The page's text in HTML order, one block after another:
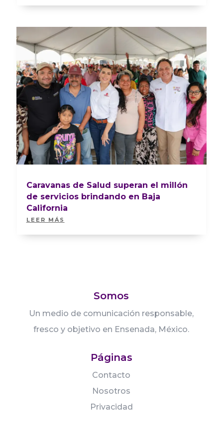
Caravanas de Salud superan el millón
de servicios brindando en Baja
California
LEER MÁS
Somos
Un medio de comunicación responsable,
fresco y objetivo en Ensenada, México.
Páginas
Contacto
Nosotros
Privacidad